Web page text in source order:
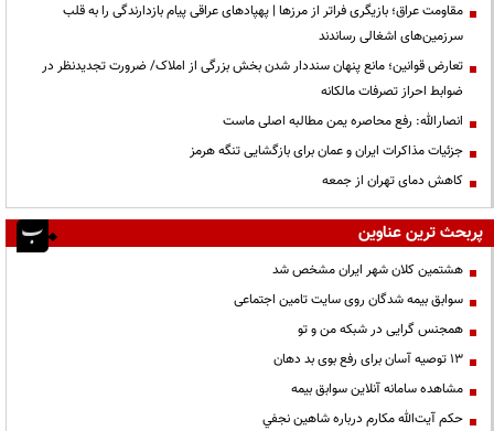
مقاومت عراق؛ بازیگری فراتر از مرزها | پهپادهای عراقی پیام بازدارندگی را به قلب
سرزمین‌های اشغالی رساندند
تعارض قوانین؛ مانع پنهان سنددار شدن بخش بزرگی از املاک/ ضرورت تجدیدنظر در
ضوابط احراز تصرفات مالکانه
انصارالله: رفع محاصره یمن مطالبه اصلی ماست
جزئیات مذاکرات ایران و عمان برای بازگشایی تنگه هرمز
کاهش دمای تهران از جمعه
پربحث ترین عناوین
هشتمین کلان شهر ایران مشخص شد
سوابق بیمه شدگان روی سایت تامین اجتماعی
همجنس گرایی در شبکه من و تو
13 توصیه آسان برای رفع بوی بد دهان
مشاهده سامانه آنلاين سوابق بیمه
حكم آيت‌الله مكارم درباره شاهين نجفي